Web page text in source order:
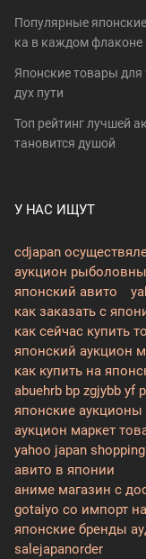
Популярные
ка в каждом флаконе
Японские товары для
дух пути
Топ рейтинг лучшей
тановится душой
У НАС ИЩУТ
cdjapan
аукцион
японский авито
как заказать с
как сейчас купить
японский аукцион
как купить на
abuehrb bp zgjybb yf
японские
аукцион маркет
yahoo japan shopping
авито в японии
аниме магазин с
gotaiyo co импорт
японские бренды
salejapanorder